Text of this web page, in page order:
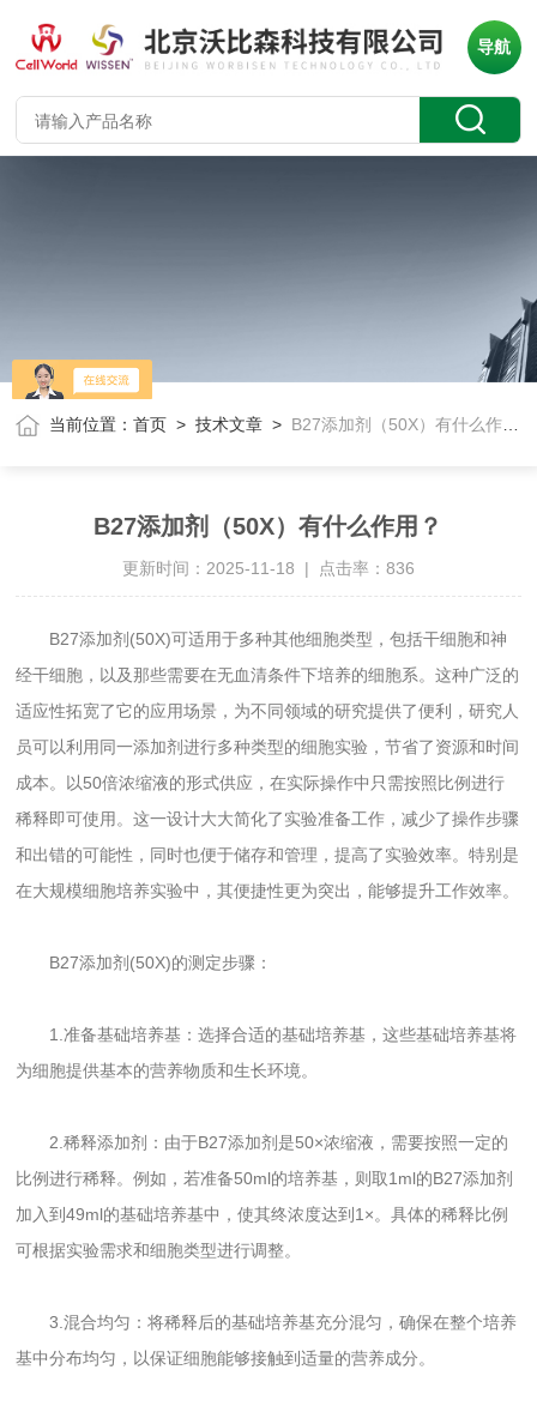
导航
当前位置：首页 >技术文章 > B27添加剂（50X）有什么作用？
B27添加剂（50X）有什么作用？
更新时间：2025-11-18 | 点击率：836
B27添加剂(50X)可适用于多种其他细胞类型，包括干细胞和神
经干细胞，以及那些需要在无血清条件下培养的细胞系。这种广泛的
适应性拓宽了它的应用场景，为不同领域的研究提供了便利，研究人
员可以利用同一添加剂进行多种类型的细胞实验，节省了资源和时间
成本。以50倍浓缩液的形式供应，在实际操作中只需按照比例进行
稀释即可使用。这一设计大大简化了实验准备工作，减少了操作步骤
和出错的可能性，同时也便于储存和管理，提高了实验效率。特别是
在大规模细胞培养实验中，其便捷性更为突出，能够提升工作效率。
B27添加剂(50X)的测定步骤：
1.准备基础培养基：选择合适的基础培养基，这些基础培养基将
为细胞提供基本的营养物质和生长环境。
2.稀释添加剂：由于B27添加剂是50×浓缩液，需要按照一定的
比例进行稀释。例如，若准备50ml的培养基，则取1ml的B27添加剂
加入到49ml的基础培养基中，使其终浓度达到1×。具体的稀释比例
可根据实验需求和细胞类型进行调整。
3.混合均匀：将稀释后的基础培养基充分混匀，确保在整个培养
基中分布均匀，以保证细胞能够接触到适量的营养成分。